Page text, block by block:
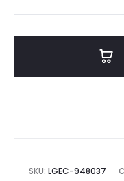
SKU: LGEC-948037